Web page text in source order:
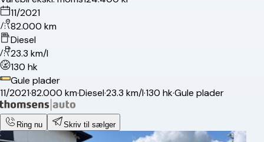
11/2021
82.000 km
Diesel
23.3 km/l
130 hk
Gule plader
11/2021·82.000 km·Diesel·23.3 km/l·130 hk·Gule plader
Ring nu Skriv til sælger